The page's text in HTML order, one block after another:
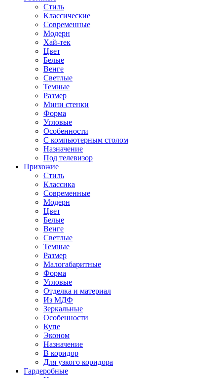
Стиль
Классические
Современные
Модерн
Хай-тек
Цвет
Белые
Венге
Светлые
Темные
Размер
Мини стенки
Форма
Угловые
Особенности
С компьютерным столом
Назначение
Под телевизор
Прихожие
Стиль
Классика
Современные
Модерн
Цвет
Белые
Венге
Светлые
Темные
Размер
Малогабаритные
Форма
Угловые
Отделка и материал
Из МДФ
Зеркальные
Особенности
Купе
Эконом
Назначение
В коридор
Для узкого коридора
Гардеробные